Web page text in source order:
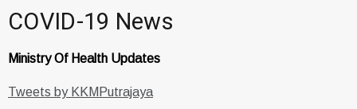
COVID-19 News
Ministry Of Health Updates
Tweets by KKMPutrajaya